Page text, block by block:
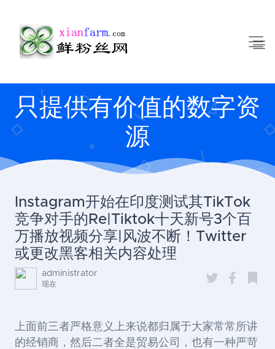
只提供有价值的数字资
源
Instagram开始在印度测试其TikTok
竞争对手的Re|Tiktok十天新号3个百
万播放视频分享|风波不断！Twitter
或更改黑客相关内容处理
administrator
现在
上面前三者严格意义上来说都归属于大家常常所讲
的经销商，然后二者全是贸易公司，也有一种严苛